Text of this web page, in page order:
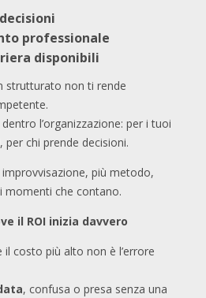
professionale
disponibili
strutturato non ti rende
dentro l’organizzazione: per i tuoi
chi prende decisioni.
più metodo,
momenti che contano.
il ROI inizia davvero
costo più alto non è l’errore
, confusa o presa senza una